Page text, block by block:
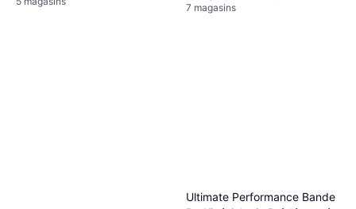
7 magasins
Ultimate Performance Bande